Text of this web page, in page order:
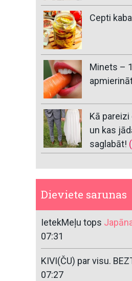
Cepti
Minets –
Kā
un kas
saglabāt!
Dieviete sarunas
IetekMeļu tops
07:31
KIVI(ČU) par visu.
07:27